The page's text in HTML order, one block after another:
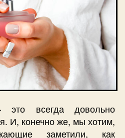
всегда довольно
И, конечно же, мы хотим,
заметили, как